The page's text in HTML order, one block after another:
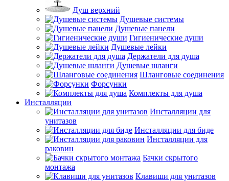
Душ верхний
Душевые системы
Душевые панели
Гигиенические души
Душевые лейки
Держатели для душа
Душевые шланги
Шланговые соединения
Форсунки
Комплекты для душа
Инсталляции
Инсталляции для
унитазов
Инсталляции для биде
Инсталляции для
раковин
Бачки скрытого
монтажа
Клавиши для унитазов